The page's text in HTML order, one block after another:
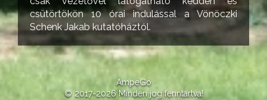
csütörtökön 10 órai indulással a Vönöczki
Schenk Jakab kutatóháztól.
AmpeGo
© 2017-2026 Minden jog fenntartva!